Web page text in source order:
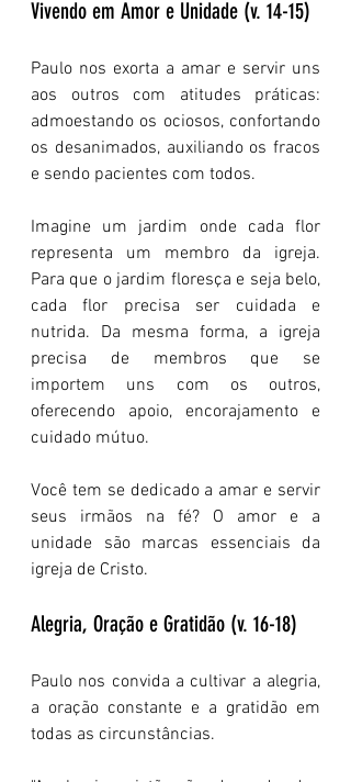
Vivendo em Amor e Unidade (v. 14-15)
Paulo nos exorta a amar e servir uns
aos outros com atitudes práticas:
admoestando os ociosos, confortando
os desanimados, auxiliando os fracos
e sendo pacientes com todos.
Imagine um jardim onde cada flor
representa um membro da igreja.
Para que o jardim floresça e seja belo,
cada flor precisa ser cuidada e
nutrida. Da mesma forma, a igreja
precisa de membros que se
importem uns com os outros,
oferecendo apoio, encorajamento e
cuidado mútuo.
Você tem se dedicado a amar e servir
seus irmãos na fé? O amor e a
unidade são marcas essenciais da
igreja de Cristo.
Alegria, Oração e Gratidão (v. 16-18)
Paulo nos convida a cultivar a alegria,
a oração constante e a gratidão em
todas as circunstâncias.